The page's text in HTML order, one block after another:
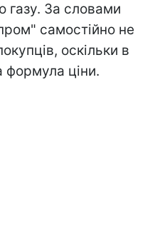
газу. За словами
самостійно не
оскільки в
формула ціни.